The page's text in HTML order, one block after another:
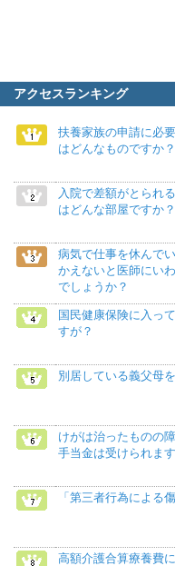
アクセスランキング
扶養家族の申請に必
はどんなものですか？
入院で差額がとられ
はどんな部屋ですか？
病気で仕事を休んで
かえないと医師にい
でしょうか？
国民健康保険に入っ
すが？
別居している義父母
けがは治ったものの
手当金は受けられま
「第三者行為による
高額介護合算療養費